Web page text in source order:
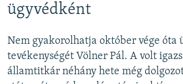
ügyvédként
Nem gyakorolhatja október vége óta
tevékenységét Völner Pál. A volt
államtitkár néhány hete még